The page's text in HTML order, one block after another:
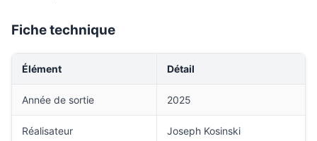
Fiche technique
Élément Détail
Année de sortie 2025
Réalisateur Joseph Kosinski